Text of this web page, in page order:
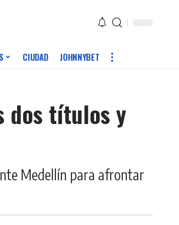
CIUDAD JOHNNYBET
dos títulos y
Medellín para afrontar